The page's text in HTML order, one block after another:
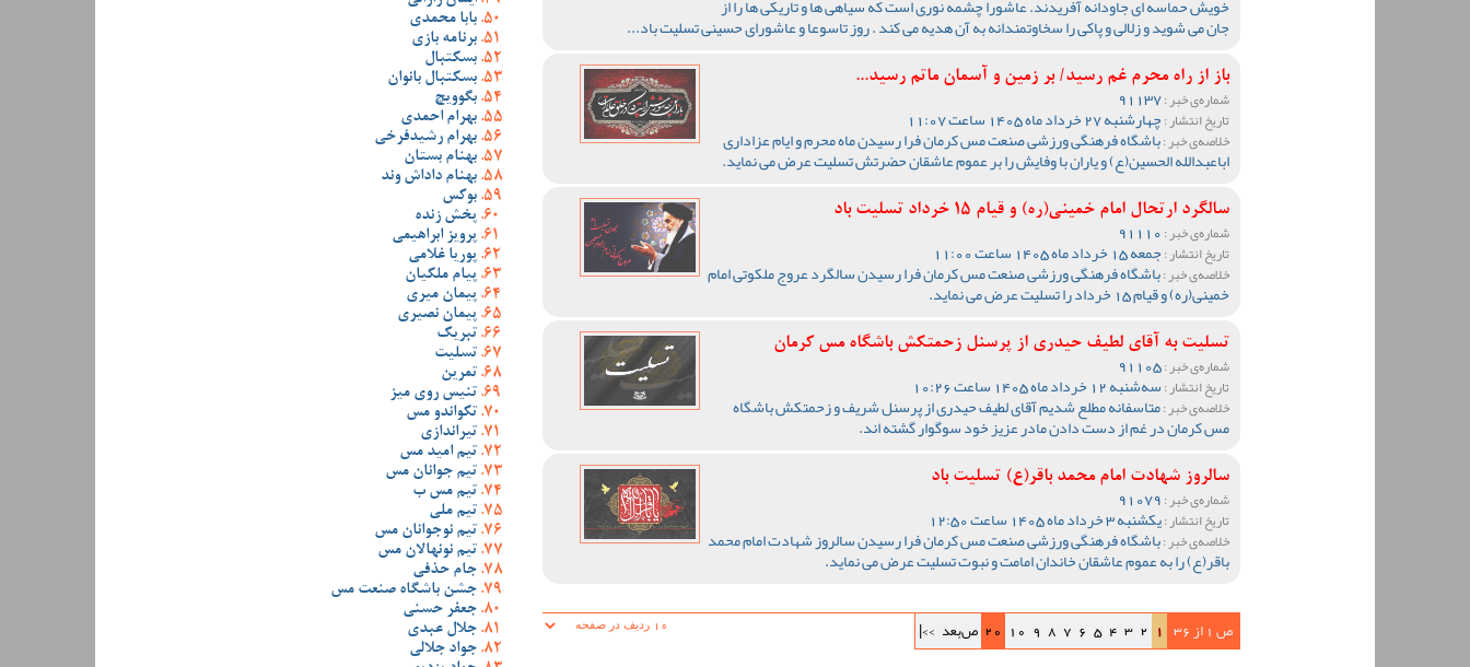
خویش حماسه ای جاودانه آفریدند. عاشورا چشمه نوری است که سیاهی ها و تاریکی ها را از
جان می شوید و زلالی و پاکی را سخاوتمندانه به آن هدیه می کند . روز تاسوعا و عاشورای حسینی تسلیت باد...
باز از راه محرم غم رسید/ بر زمین و آسمان ماتم رسید...
شماره‌ی خبر :91137
تاریخ انتشار :چهارشنبه 27 خرداد ماه 1405 ساعت 11:07
خلاصه‌ی خبر :باشگاه فرهنگی ورزشی صنعت مس کرمان فرا رسیدن ماه محرم و ایام عزاداری
اباعبدالله الحسین(ع) و یاران با وفایش را بر عموم عاشقان حضرتش تسلیت عرض می نماید.
سالگرد ارتحال امام خمینی(ره) و قیام 15 خرداد تسلیت باد
شماره‌ی خبر :
تاریخ انتشار :جمعه 15 خرداد ماه 1405 ساعت 11:00
خلاصه‌ی خبر :باشگاه فرهنگی ورزشی صنعت مس کرمان فرا رسیدن سالگرد عروج ملکوتی امام
خمینی(ره) و قیام 15 خرداد را تسلیت عرض می نماید.
تسلیت به آقای لطیف حیدری از پرسنل زحمتکش باشگاه مس کرمان
شماره‌ی خبر :91105
تاریخ انتشار :سه‌شنبه 12 خرداد ماه 1405 ساعت 10:26
خلاصه‌ی خبر :متاسفانه مطلع شدیم آقای لطیف حیدری از پرسنل شریف و زحمتکش باشگاه
مس کرمان در غم از دست دادن مادر عزیز خود سوگوار گشته اند.
سالروز شهادت امام محمد باقر(ع) تسلیت باد
شماره‌ی خبر :
تاریخ انتشار :یکشنبه 3 خرداد ماه 1405 ساعت 12:50
خلاصه‌ی خبر :باشگاه فرهنگی ورزشی صنعت مس کرمان فرا رسیدن سالروز شهادت امام محمد
باقر(ع) را به عموم عاشقان خاندان امامت و نبوت تسلیت عرض می نماید.
ص 1 از 36 1
2
3
4
5
6
7
8
9
10
20 ص‌بعد >>|
بابا محمدی
برنامه بازی
بسکتبال
بسکتبال بانوان
بگوویچ
بهرام احمدی
بهرام رشیدفرخی
بهنام بستان
بهنام داداش وند
بوکس
پخش زنده
پرویز ابراهیمی
پوریا غلامی
پیام ملکیان
پیمان میری
پیمان نصیری
تبریک
تسلیت
تمرین
تنیس روی میز
تکواندو مس
تیراندازی
تیم امید مس
تیم جوانان مس
تیم مس ب
تیم ملی
تیم نوجوانان مس
تیم نونهالان مس
جام حذفی
جشن باشگاه صنعت مس
جعفر حسنی
جلال عبدی
جواد جلالی